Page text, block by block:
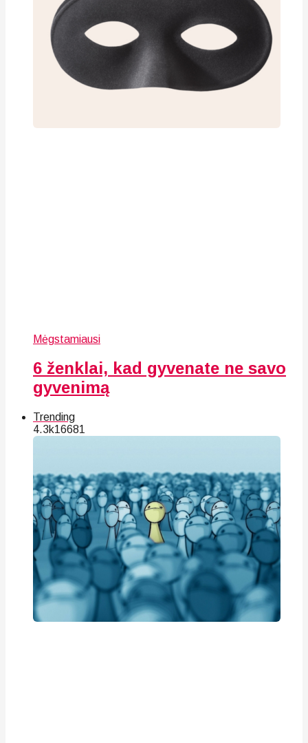
Mėgstamiausi
6 ženklai, kad gyvenate ne savo
gyvenimą
Trending
4.3k16681